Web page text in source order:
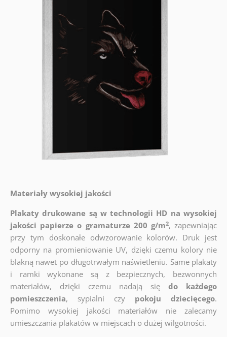
Materiały wysokiej jakości
Plakaty drukowane są w technologii HD na wysokiej
jakości papierze o gramaturze 200 g/m2, zapewniając
przy tym doskonałe odwzorowanie kolorów. Druk jest
odporny na promieniowanie UV, dzięki czemu kolory nie
blakną nawet po długotrwałym naświetleniu. Same plakaty
i ramki wykonane są z bezpiecznych, bezwonnych
materiałów, dzięki czemu nadają siędo każdego
pomieszczenia, sypialni czy pokoju dziecięcego.
Pomimo wysokiej jakości materiałów nie zalecamy
umieszczania plakatów w miejscach o dużej wilgotności.